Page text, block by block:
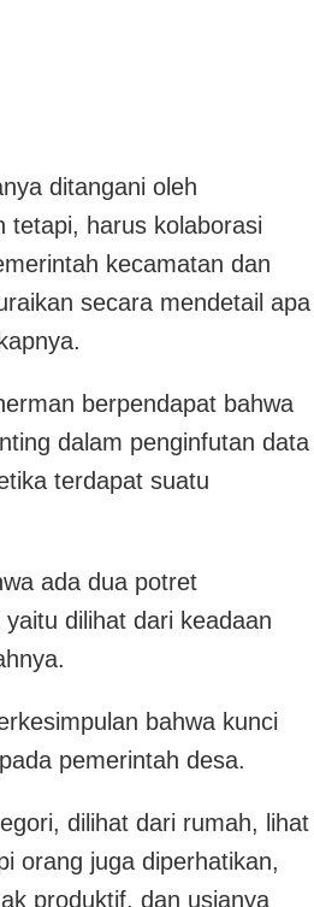
ditangani oleh
tetapi, harus kolaborasi
kecamatan dan
secara mendetail apa
berpendapat bahwa
dalam penginfutan data
terdapat suatu
ada dua potret
dilihat dari keadaan
bahwa kunci
pemerintah desa.
dilihat dari rumah, lihat
orang juga diperhatikan,
produktif, dan usianya